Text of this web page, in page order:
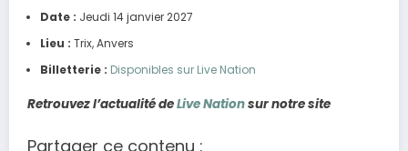
Date : Jeudi 14 janvier 2027
Lieu : Trix, Anvers
Billetterie : Disponibles sur Live Nation
Retrouvez l’actualité deLive Nationsur notre site
Partager ce contenu :